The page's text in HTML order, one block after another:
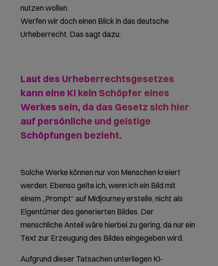
nutzen wollen.
Werfen wir doch einen Blick in das deutsche
Urheberrecht. Das sagt dazu:
Laut des Urheberrechtsgesetzes
kann eine KI kein Schöpfer eines
Werkes sein, da das Gesetz sich hier
auf persönliche und geistige
Schöpfungen bezieht.
Solche Werke können nur von Menschen kreiert
werden. Ebenso gelte ich, wenn ich ein Bild mit
einem „Prompt“ auf Midjourney erstelle, nicht als
Eigentümer des generierten Bildes. Der
menschliche Anteil wäre hierbei zu gering, da nur ein
Text zur Erzeugung des Bildes eingegeben wird.
Aufgrund dieser Tatsachen unterliegen KI-